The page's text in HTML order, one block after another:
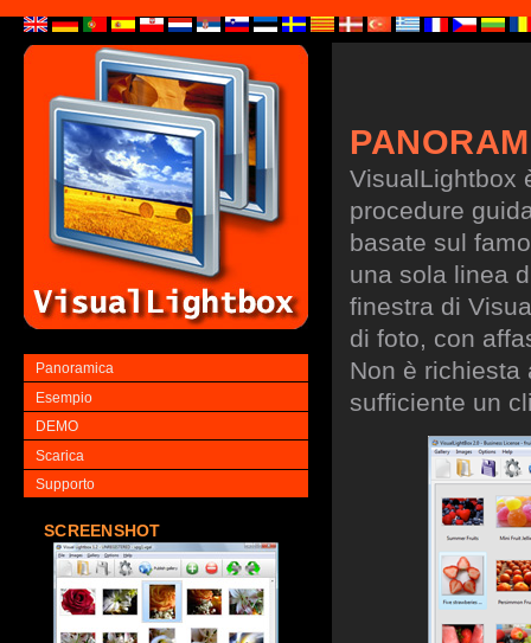
Panoramica
Esempio
DEMO
Scarica
Supporto
SCREENSHOT
VisualLightbox
procedure
basate sul
una sola linea
finestra di
di foto, con
Non è richiesta
sufficiente un